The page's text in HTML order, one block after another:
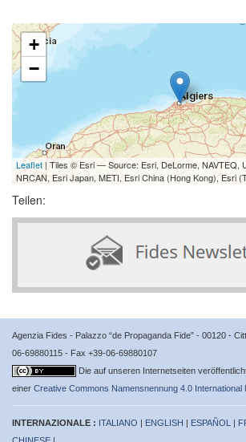
+
−
Leaflet | Tiles © Esri — Source: Esri, DeLorme, NAVTEQ,
NRCAN, Esri Japan, METI, Esri China (Hong Kong), Esri
Teilen:
Agenzia Fides - Palazzo “de Propaganda Fide” - 00120 -
06-69880115 - Fax +39-06-69880107
Die auf unseren Internetseiten
einer Creative Commons Namensnennung 4.0 International
INTERNAZIONALE : ITALIANO | ENGLISH | ESPAÑOL |